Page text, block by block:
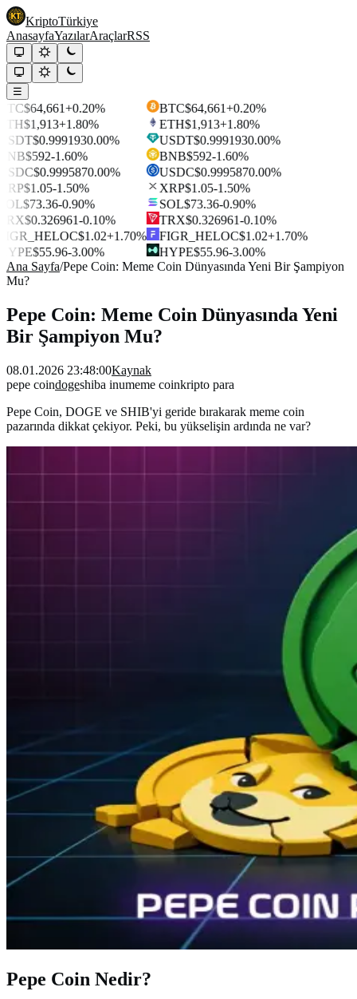
KriptoTürkiye
AnasayfaYazılarAraçlarRSS
☰
$64,661+0.20%
$1,913+1.80%
$0.9991930.00%
$592-1.60%
$0.9995870.00%
$1.05-1.50%
$73.36-0.90%
$0.326961-0.10%
$1.02+1.70%
$55.96-3.00%
BTC$64,661+0.20%
ETH$1,913+1.80%
USDT$0.9991930.00%
BNB$592-1.60%
USDC$0.9995870.00%
XRP$1.05-1.50%
SOL$73.36-0.90%
TRX$0.326961-0.10%
FIGR_HELOC$1.02+1.70%
HYPE$55.96-3.00%
Ana Sayfa/Pepe Coin: Meme Coin Dünyasında Yeni Bir Şampiyon
Mu?
Pepe Coin: Meme Coin Dünyasında Yeni
Bir Şampiyon Mu?
08.01.2026 23:48:00Kaynak
pepe coindogeshiba inumeme coinkripto para
Pepe Coin, DOGE ve SHIB'yi geride bırakarak meme coin
pazarında dikkat çekiyor. Peki, bu yükselişin ardında ne var?
Pepe Coin Nedir?